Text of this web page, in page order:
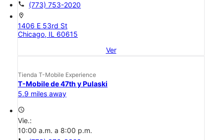
call (773) 753-2020
location_on
1406 E 53rd St
Chicago, IL 60615
Ver
Tienda T-Mobile Experience
T-Mobile de 47th y Pulaski
5.9 miles away
access_time
Vie.:
10:00 a.m. a 8:00 p.m.